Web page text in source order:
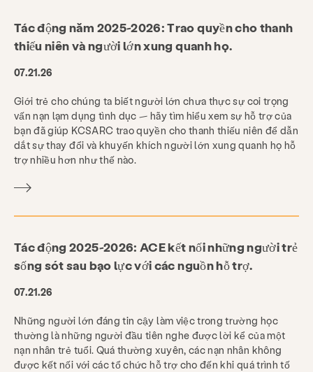
Tác động năm 2025-2026: Trao quyền cho thanh
thiếu niên và người lớn xung quanh họ.
07.21.26
Giới trẻ cho chúng ta biết người lớn chưa thực sự coi trọng
vấn nạn lạm dụng tình dục — hãy tìm hiểu xem sự hỗ trợ của
bạn đã giúp KCSARC trao quyền cho thanh thiếu niên để dẫn
dắt sự thay đổi và khuyến khích người lớn xung quanh họ hỗ
trợ nhiều hơn như thế nào.
Tác động 2025-2026: ACE kết nối những người trẻ
sống sót sau bạo lực với các nguồn hỗ trợ.
07.21.26
Những người lớn đáng tin cậy làm việc trong trường học
thường là những người đầu tiên nghe được lời kể của một
nạn nhân trẻ tuổi. Quá thường xuyên, các nạn nhân không
được kết nối với các tổ chức hỗ trợ cho đến khi quá trình tố